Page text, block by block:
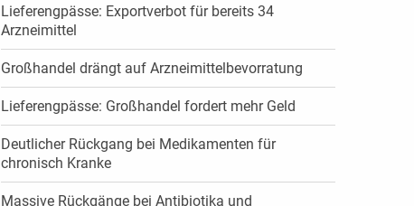
Lieferengpässe: Exportverbot für bereits 34
Arzneimittel
Großhandel drängt auf Arzneimittelbevorratung
Lieferengpässe: Großhandel fordert mehr Geld
Deutlicher Rückgang bei Medikamenten für
chronisch Kranke
Massive Rückgänge bei Antibiotika und